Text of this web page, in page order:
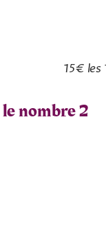
15€
nombre 2